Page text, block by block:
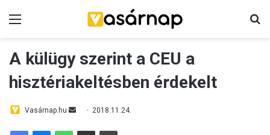
A külügy szerint a CEU a
hisztériakeltésben érdekelt
Vasárnap.hu 2018.11.24.